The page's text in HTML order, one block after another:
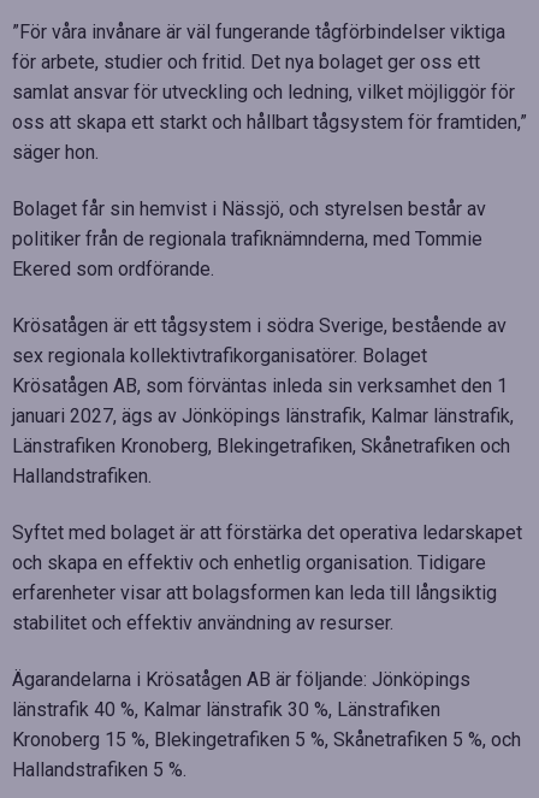
”För våra invånare är väl fungerande tågförbindelser viktiga
för arbete, studier och fritid. Det nya bolaget ger oss ett
samlat ansvar för utveckling och ledning, vilket möjliggör för
oss att skapa ett starkt och hållbart tågsystem för framtiden,”
säger hon.
Bolaget får sin hemvist i Nässjö, och styrelsen består av
politiker från de regionala trafiknämnderna, med Tommie
Ekered som ordförande.
Krösatågen är ett tågsystem i södra Sverige, bestående av
sex regionala kollektivtrafikorganisatörer. Bolaget
Krösatågen AB, som förväntas inleda sin verksamhet den 1
januari 2027, ägs av Jönköpings länstrafik, Kalmar länstrafik,
Länstrafiken Kronoberg, Blekingetrafiken, Skånetrafiken och
Hallandstrafiken.
Syftet med bolaget är att förstärka det operativa ledarskapet
och skapa en effektiv och enhetlig organisation. Tidigare
erfarenheter visar att bolagsformen kan leda till långsiktig
stabilitet och effektiv användning av resurser.
Ägarandelarna i Krösatågen AB är följande: Jönköpings
länstrafik 40 %, Kalmar länstrafik 30 %, Länstrafiken
Kronoberg 15 %, Blekingetrafiken 5 %, Skånetrafiken 5 %, och
Hallandstrafiken 5 %.